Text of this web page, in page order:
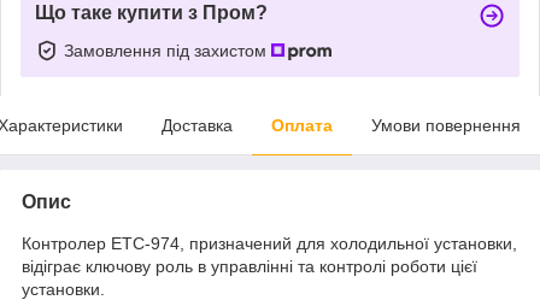
Що таке купити з Пром?
Замовлення під захистом
Доставка Оплата Умови повернення
Опис
Контролер ЕТС-974, призначений для холодильної установки,
відіграє ключову роль в управлінні та контролі роботи цієї
установки.